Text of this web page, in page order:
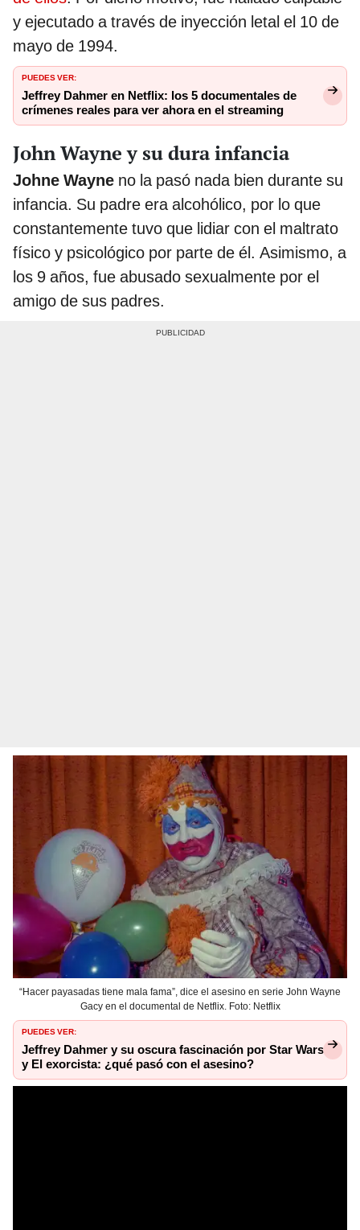
y ejecutado a través de inyección letal el 10 de
mayo de 1994.
PUEDES VER:
Jeffrey Dahmer en Netflix: los 5 documentales de
crímenes reales para ver ahora en el streaming
John Wayne y su dura infancia
Johne Wayne no la pasó nada bien durante su
infancia. Su padre era alcohólico, por lo que
constantemente tuvo que lidiar con el maltrato
físico y psicológico por parte de él. Asimismo, a
los 9 años, fue abusado sexualmente por el
amigo de sus padres.
“Hacer payasadas tiene mala fama”, dice el asesino en serie John Wayne
Gacy en el documental de Netflix. Foto: Netflix
PUEDES VER:
Jeffrey Dahmer y su oscura fascinación por Star Wars
y El exorcista: ¿qué pasó con el asesino?